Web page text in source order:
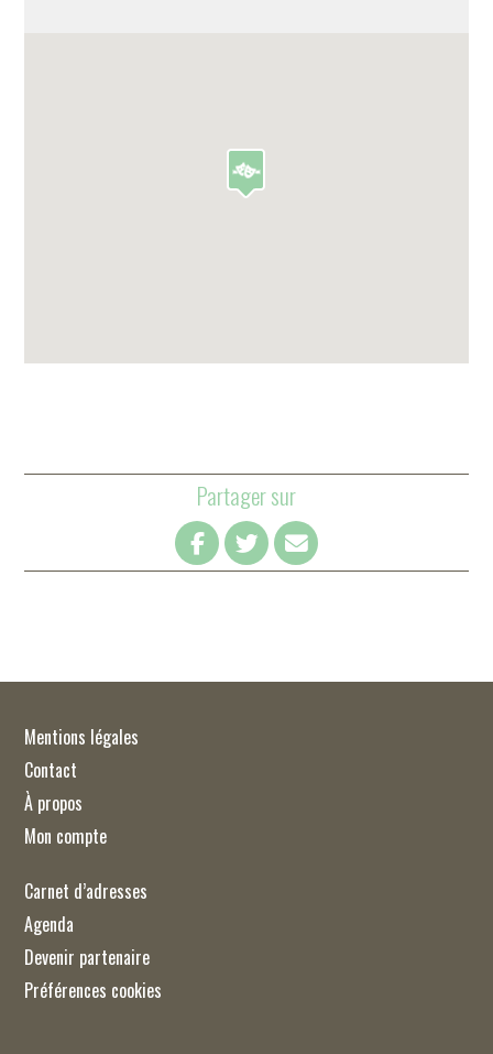
Partager sur
Mentions légales
Contact
À propos
Mon compte
Carnet d’adresses
Agenda
Devenir partenaire
Préférences cookies